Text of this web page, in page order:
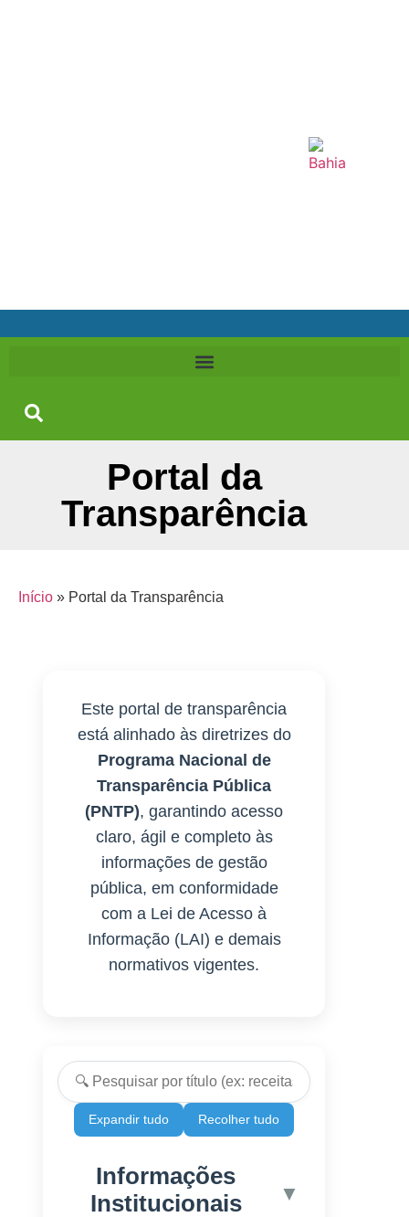
Portal da
Transparência
Início » Portal da Transparência
Este portal de transparência
está alinhado às diretrizes do
Programa Nacional de
Transparência Pública
(PNTP), garantindo acesso
claro, ágil e completo às
informações de gestão
pública, em conformidade
com a Lei de Acesso à
Informação (LAI) e demais
normativos vigentes.
Expandir tudo Recolher tudo
Informações
Institucionais
▼